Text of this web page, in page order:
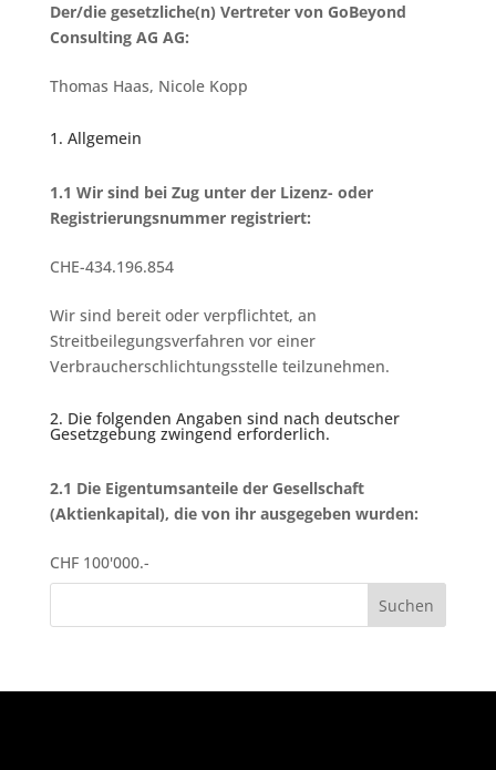
Der/die gesetzliche(n) Vertreter von GoBeyond
Consulting AG AG:
Thomas Haas, Nicole Kopp
1. Allgemein
1.1 Wir sind bei Zug unter der Lizenz- oder
Registrierungsnummer registriert:
CHE-434.196.854
Wir sind bereit oder verpflichtet, an
Streitbeilegungsverfahren vor einer
Verbraucherschlichtungsstelle teilzunehmen.
2. Die folgenden Angaben sind nach deutscher
Gesetzgebung zwingend erforderlich.
2.1 Die Eigentumsanteile der Gesellschaft
(Aktienkapital), die von ihr ausgegeben wurden:
CHF 100'000.-
Suchen